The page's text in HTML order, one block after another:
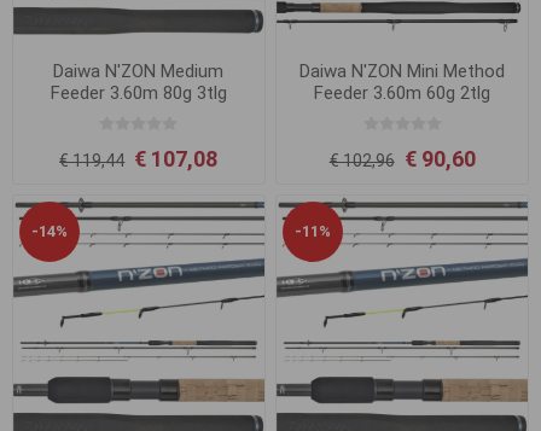
Daiwa N'ZON Medium
Feeder 3.60m 80g 3tlg
€ 119,44 € 107,08
Daiwa N'ZON Mini Method
Feeder 3.60m 60g 2tlg
€ 102,96 € 90,60
-14% -11%